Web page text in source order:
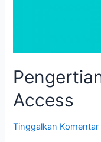
Access
Tinggalkan Komentar